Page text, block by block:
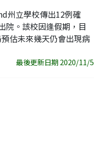
址
州立學校傳出12例確
院。該校因逢假期，目
估未來幾天仍會出現病
最後更新日期 2020/11/5